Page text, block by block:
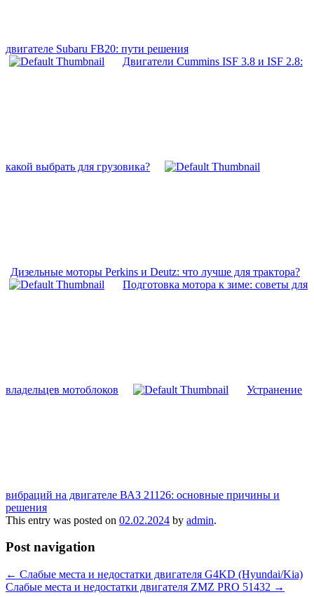
двигателе Subaru FB20: пути решения
Двигатели Cummins ISF 3.8 и ISF 2.8:
какой выбрать для грузовика?
Дизельные моторы Perkins и Deutz: что лучше для трактора?
Подготовка мотора к зиме: советы для
владельцев мотоблоков Устранение
вибраций на двигателе ВАЗ 21126: основные причины и
решения
This entry was posted on 02.02.2024 by admin.
Post navigation
← Слабые места и недостатки двигателя G4KD (Hyundai/Kia)
Слабые места и недостатки двигателя ZMZ PRO 51432 →